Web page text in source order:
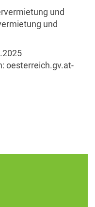
und
und
oesterreich.gv.at-